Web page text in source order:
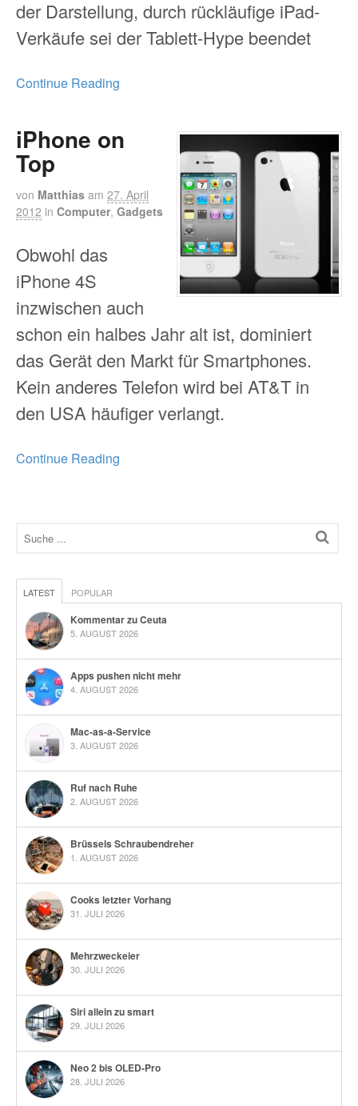
der Darstellung, durch rückläufige iPad-
Verkäufe sei der Tablett-Hype beendet
Continue Reading
iPhone on
Top
von Matthias am 27. April
2012 in Computer, Gadgets
Obwohl das
iPhone 4S
inzwischen auch
schon ein halbes Jahr alt ist, dominiert
das Gerät den Markt für Smartphones.
Kein anderes Telefon wird bei AT&T in
den USA häufiger verlangt.
Continue Reading
LATEST POPULAR
Kommentar zu Ceuta
5. AUGUST 2026
Apps pushen nicht mehr
4. AUGUST 2026
Mac-as-a-Service
3. AUGUST 2026
Ruf nach Ruhe
2. AUGUST 2026
Brüssels Schraubendreher
1. AUGUST 2026
Cooks letzter Vorhang
31. JULI 2026
Mehrzweckeier
30. JULI 2026
Siri allein zu smart
29. JULI 2026
Neo 2 bis OLED-Pro
28. JULI 2026